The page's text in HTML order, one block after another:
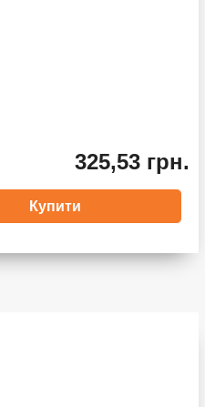
325,53 грн.